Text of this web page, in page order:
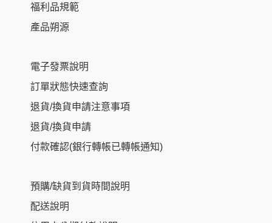
福利品規範
產品朔源
電子發票說明
訂單狀態快速查詢
退貨/換貨申請注意事項
退貨/換貨申請
付款確認(銀行轉帳已轉帳通知)
預購/缺貨到貨時間說明
配送說明